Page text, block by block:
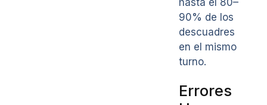
hasta el 80–
90% de los
descuadres
en el mismo
turno.
Errores